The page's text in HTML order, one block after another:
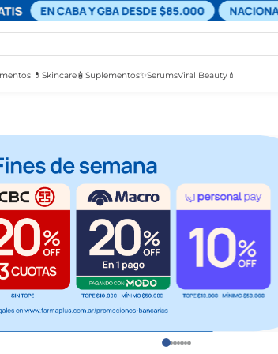
💊 Skincare🧴 Suplementos✨SerumsViral Beauty💄